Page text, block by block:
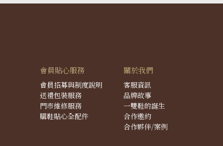
會員貼心服務
會員招募與制度說明
送禮包裝服務
門市維修服務
購鞋貼心全配件
關於我們
客服資訊
品牌故事
一雙鞋的誕生
合作邀約
合作夥伴/案例